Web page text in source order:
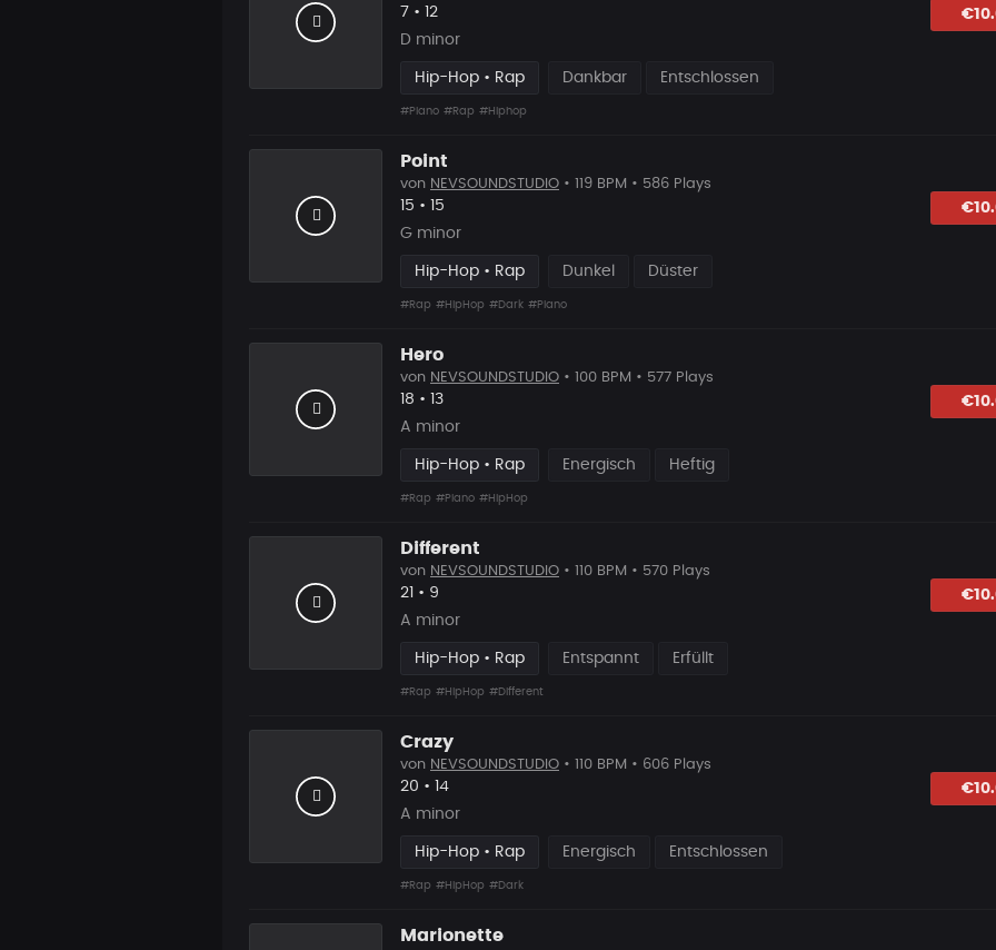
Likes
7 • Vorgeschlagen
12
D minor
Hip-Hop • Rap Dankbar Entschlossen
#Piano #Rap #Hiphop
Point
von NEVSOUNDSTUDIO • 119 BPM • 586 Plays
Likes
15 • Vorgeschlagen
15
G minor
Hip-Hop • Rap Dunkel Düster
#Rap #HipHop #Dark #Piano
Hero
von NEVSOUNDSTUDIO • 100 BPM • 577 Plays
Likes
18 • Vorgeschlagen
13
A minor
Hip-Hop • Rap Energisch Heftig
#Rap #Piano #HipHop
Different
von NEVSOUNDSTUDIO • 110 BPM • 570 Plays
Likes
21 • Vorgeschlagen
9
A minor
Hip-Hop • Rap Entspannt Erfüllt
#Rap #HipHop #Different
Crazy
von NEVSOUNDSTUDIO • 110 BPM • 606 Plays
Likes
20 • Vorgeschlagen
14
A minor
Hip-Hop • Rap Energisch Entschlossen
#Rap #HipHop #Dark
Marionette